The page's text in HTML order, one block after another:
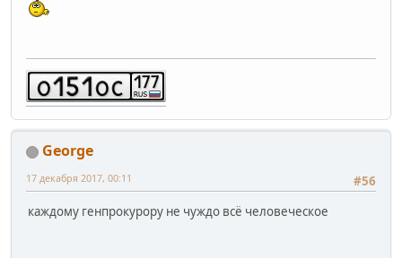
George
#56
17 декабря 2017, 00:11
каждому генпрокурору не чуждо всё человеческое